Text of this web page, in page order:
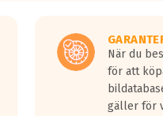
1.5 mm vatten.
mellan däck med betyg A
När du
för att
gäller för